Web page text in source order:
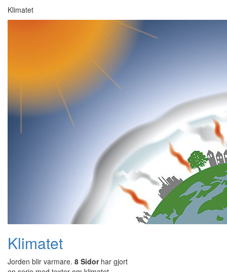
Klimatet
Klimatet
Jorden blir varmare. 8 Sidorhar gjort